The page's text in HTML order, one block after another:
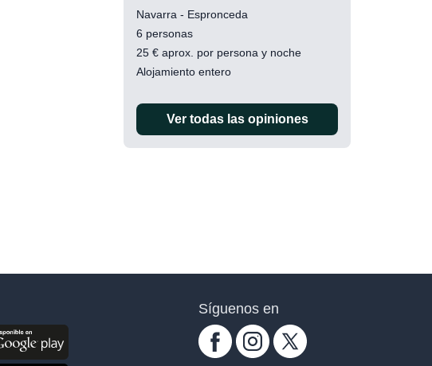
Navarra - Espronceda
6 personas
25 € aprox. por persona y noche
Alojamiento entero
Ver todas las opiniones
Síguenos en